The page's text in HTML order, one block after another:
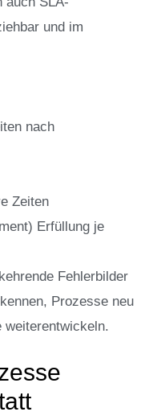
und im
nach
Zeiten
Erfüllung je
Fehlerbilder
Prozesse neu
weiterentwickeln.